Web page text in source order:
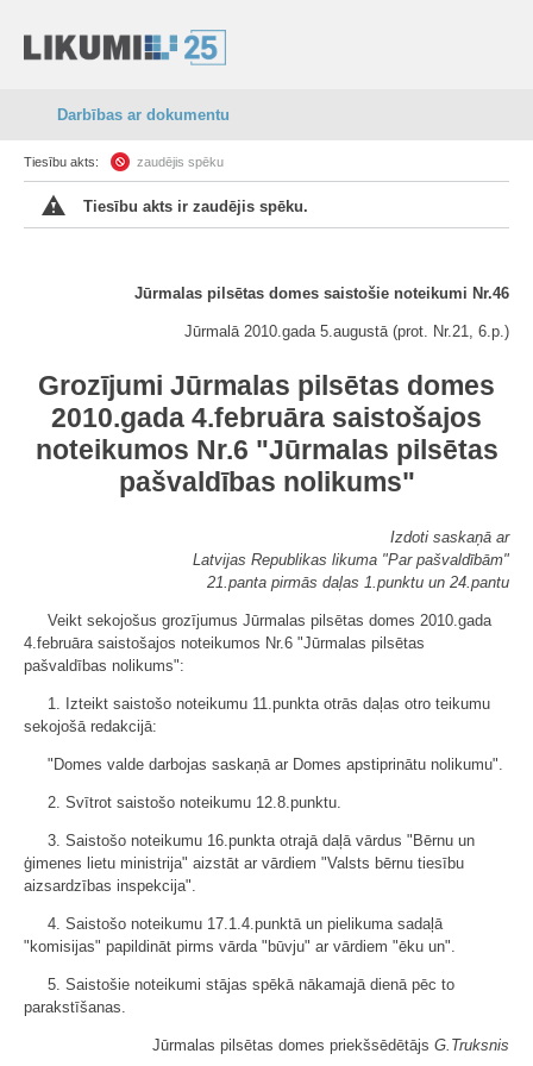
Darbības ar dokumentu
Tiesību akts: zaudējis spēku
Tiesību akts ir zaudējis spēku.
Jūrmalas pilsētas domes saistošie noteikumi Nr.46
Jūrmalā 2010.gada 5.augustā (prot. Nr.21, 6.p.)
Grozījumi Jūrmalas pilsētas domes
2010.gada 4.februāra saistošajos
noteikumos Nr.6 "Jūrmalas pilsētas
pašvaldības nolikums"
Izdoti saskaņā ar
Latvijas Republikas likuma "Par pašvaldībām"
21.panta pirmās daļas 1.punktu un 24.pantu
Veikt sekojošus grozījumus Jūrmalas pilsētas domes 2010.gada
4.februāra saistošajos noteikumos Nr.6 "Jūrmalas pilsētas
pašvaldības nolikums":
1. Izteikt saistošo noteikumu 11.punkta otrās daļas otro teikumu
sekojošā redakcijā:
"Domes valde darbojas saskaņā ar Domes apstiprinātu nolikumu".
2. Svītrot saistošo noteikumu 12.8.punktu.
3. Saistošo noteikumu 16.punkta otrajā daļā vārdus "Bērnu un
ģimenes lietu ministrija" aizstāt ar vārdiem "Valsts bērnu tiesību
aizsardzības inspekcija".
4. Saistošo noteikumu 17.1.4.punktā un pielikuma sadaļā
"komisijas" papildināt pirms vārda "būvju" ar vārdiem "ēku un".
5. Saistošie noteikumi stājas spēkā nākamajā dienā pēc to
parakstīšanas.
Jūrmalas pilsētas domes priekšsēdētājs G.Truksnis